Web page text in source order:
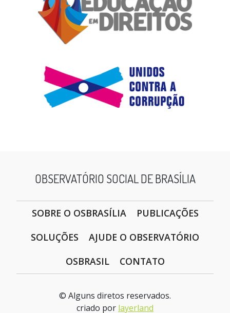
OBSERVATÓRIO SOCIAL DE BRASÍLIA
SOBRE O OSBRASÍLIA
PUBLICAÇÕES
SOLUÇÕES
AJUDE O OBSERVATÓRIO
OSBRASIL
CONTATO
© Alguns diretos reservados.
criado por layerland